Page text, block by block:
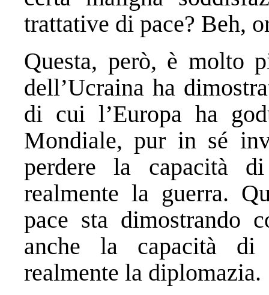
trattative di pace? Beh,
Questa, però, è molto
dell’Ucraina ha
di cui l’Europa ha
Mondiale, pur in sé
perdere la capacità
realmente la guerra.
pace sta dimostrando
anche la capacità di
realmente la diplomazia.